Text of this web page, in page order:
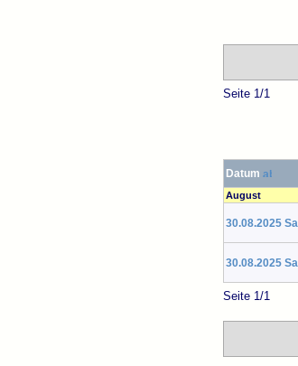
Seite 1/1
Datum
August
30.08.2025 Sa
30.08.2025 Sa
Seite 1/1